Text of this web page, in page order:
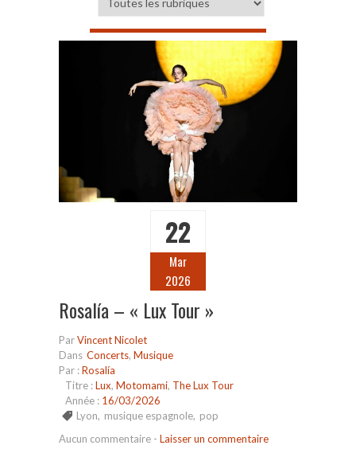
22
Mar
2026
Rosalía – « Lux Tour »
ParVincent Nicolet
Dans Concerts, Musique
Par :Rosalía
Titre :Lux, Motomami, The Lux Tour
Année : 16/03/2026
Lyon, musique espagnole, pop
Aucun commentaire - Laisser un commentaire